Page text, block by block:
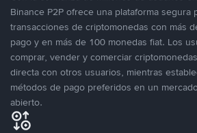
Binance P2P ofrece una plataforma segura
transacciones de criptomonedas con más
pago y en más de 100 monedas fiat. Los
comprar, vender y comerciar
directa con otros usuarios, mientras
métodos de pago preferidos en un
abierto.